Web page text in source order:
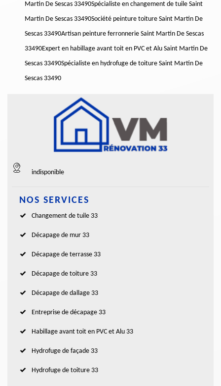
Martin De Sescas 33490Spécialiste en changement de tuile Saint
Martin De Sescas 33490Société peinture toiture Saint Martin De
Sescas 33490Artisan peinture ferronnerie Saint Martin De Sescas
33490Expert en habillage avant toit en PVC et Alu Saint Martin De
Sescas 33490Spécialiste en hydrofuge de toiture Saint Martin De
Sescas 33490
indisponible
NOS SERVICES
Changement de tuile 33
Décapage de mur 33
Décapage de terrasse 33
Décapage de toiture 33
Décapage de dallage 33
Entreprise de décapage 33
Habillage avant toit en PVC et Alu 33
Hydrofuge de façade 33
Hydrofuge de toiture 33